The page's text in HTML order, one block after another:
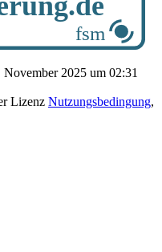
2025 um 02:31
Lizenz Nutzungsbedingung,